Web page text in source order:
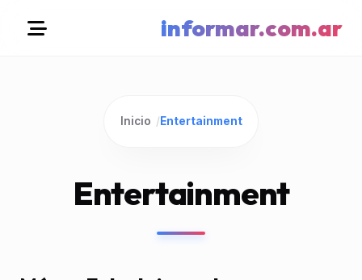
informar.com.ar
Inicio / Entertainment
Entertainment